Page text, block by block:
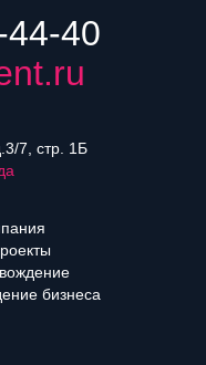
40
7, стр. 1Б
бизнеса